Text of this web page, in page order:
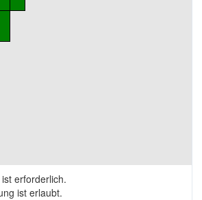
erforderlich.
ist erlaubt.